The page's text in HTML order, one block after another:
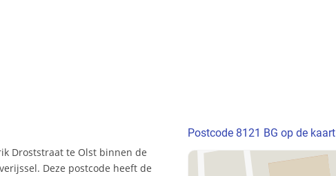
Droststraat te Olst binnen de
Deze postcode heeft de
Postcode 8121 BG op de kaart